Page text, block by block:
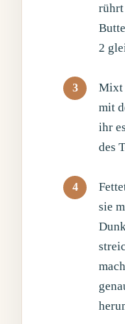
rührt
2
Mixt
mit
ihr
des
sie